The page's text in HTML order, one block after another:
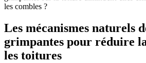
les combles ?
Les mécanismes naturels
grimpantes pour réduire
les toitures